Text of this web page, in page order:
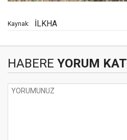
Kaynak: İLKHA
HABERE YORUM KAT